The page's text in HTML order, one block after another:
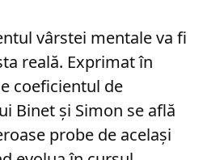
vârstei mentale va fi
reală. Exprimat în
coeficientul de
Binet și Simon se află
probe de același